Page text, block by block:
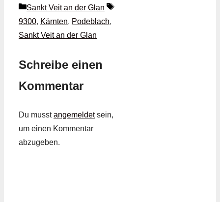
Kategorien
Sankt Veit an der Glan
Schlagwörter
9300, Kärnten, Podeblach,
Sankt Veit an der Glan
Schreibe einen
Kommentar
Du musstangemeldetsein,
um einen Kommentar
abzugeben.